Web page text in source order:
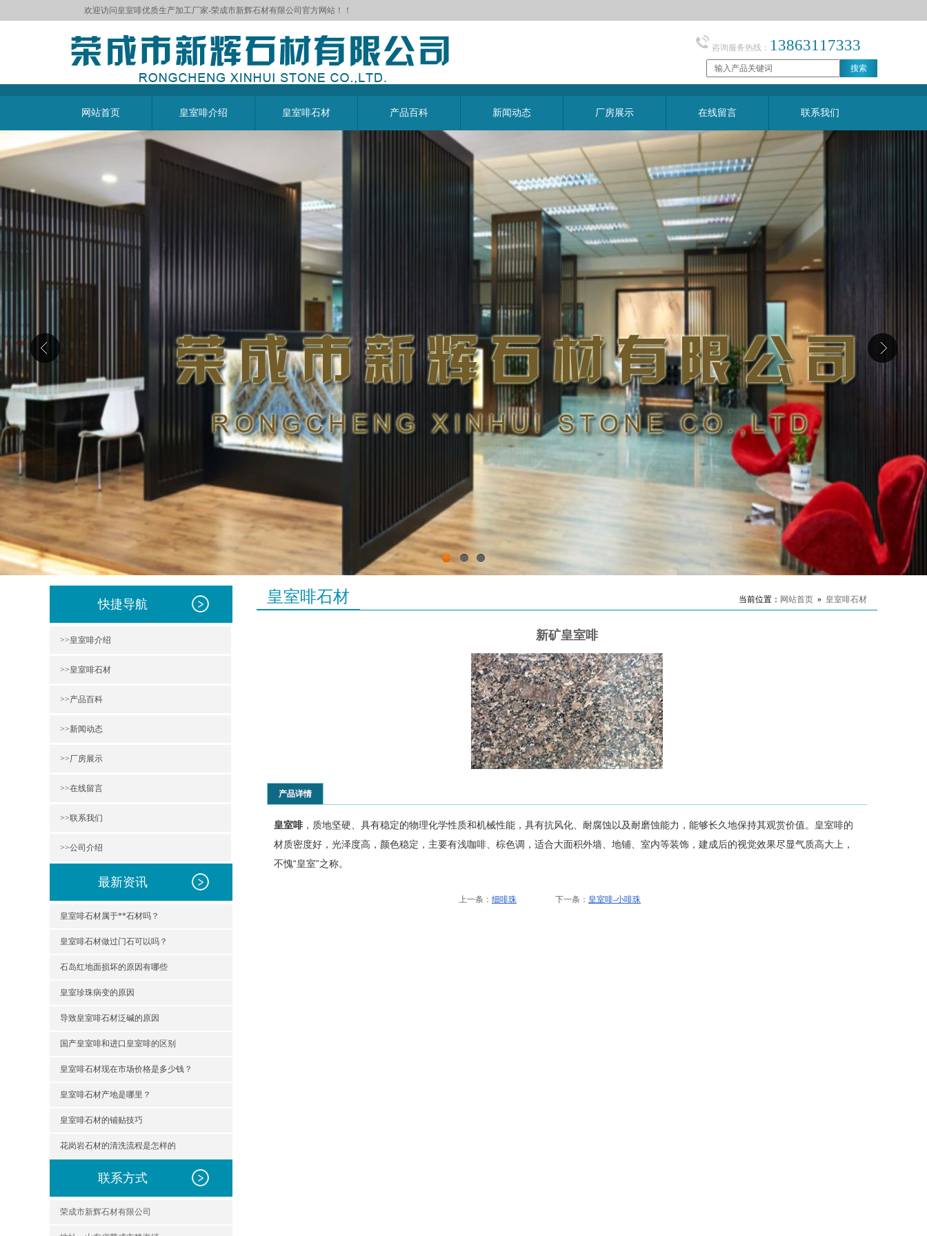
欢迎访问皇室啡优质生产加工厂家-荣成市新辉石材有限公司官方网站！！
咨询服务热线： 13863117333
网站首页 皇室啡介绍 皇室啡石材 产品百科 新闻动态 厂房展示 在线留言 联系我们
1
快捷导航
>>皇室啡介绍
>>皇室啡石材
>>产品百科
>>新闻动态
>>厂房展示
>>在线留言
>>联系我们
>>公司介绍
最新资讯
皇室啡石材属于**石材吗？
皇室啡石材做过门石可以吗？
石岛红地面损坏的原因有哪些
皇室珍珠病变的原因
导致皇室啡石材泛碱的原因
国产皇室啡和进口皇室啡的区别
皇室啡石材现在市场价格是多少钱？
皇室啡石材产地是哪里？
皇室啡石材的铺贴技巧
花岗岩石材的清洗流程是怎样的
联系方式
荣成市新辉石材有限公司
当前位置： 网站首页 » 皇室啡石材
皇室啡石材
新矿皇室啡
产品详情
皇室啡，质地坚硬、具有稳定的物理化学性质和机械性能，具有抗风化、耐腐蚀以及耐磨蚀能力，能够长久地保持其观赏价值。皇室啡的
材质密度好，光泽度高，颜色稳定，主要有浅咖啡、棕色调，适合大面积外墙、地铺、室内等装饰，建成后的视觉效果尽显气质高大上，
不愧“皇室”之称。
上一条： 细啡珠 下一条： 皇室啡-小啡珠